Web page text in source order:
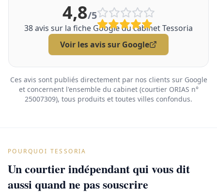
4,8/5
38avis sur la fiche Google du cabinet Tessoria
Voir les avis sur Google
Ces avis sont publiés directement par nos clients sur Google
et concernent l'ensemble du cabinet (courtier ORIAS n°
25007309), tous produits et toutes villes confondus.
POURQUOI TESSORIA
Un courtier indépendant qui vous dit
aussi quand ne pas souscrire